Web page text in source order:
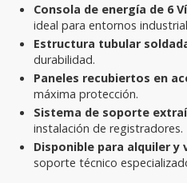
Consola de energía de 6
ideal para entornos
Estructura tubular
durabilidad.
Paneles recubiertos en
máxima protección.
Sistema de soporte
instalación de registradores.
Disponible para alquiler y
soporte técnico